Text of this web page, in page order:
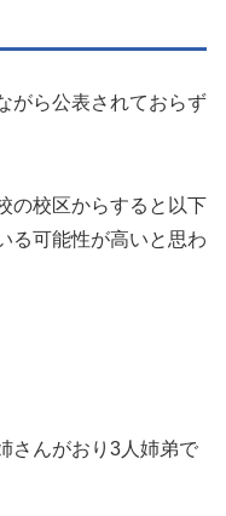
がら公表されておらず
の校区からすると以下
る可能性が高いと思わ
さんがおり3人姉弟で